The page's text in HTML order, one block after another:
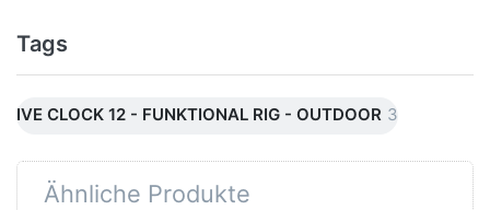
Tags
IVE CLOCK 12 - FUNKTIONAL RIG - OUTDOOR 3
Ähnliche Produkte